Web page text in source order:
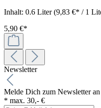
Inhalt: 0.6 Liter(9,83 €* / 1
5,90 €*
Newsletter
Melde Dich zum Newsletter
* max. 30,- €